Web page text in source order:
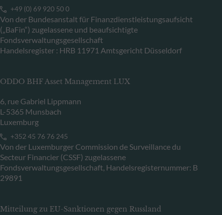
+49 (0) 69 920 50 0
Von der Bundesanstalt für Finanzdienstleistungsaufsicht
(„BaFin“) zugelassene und beaufsichtigte
Fondsverwaltungsgesellschaft
Handelsregister : HRB 11971 Amtsgericht Düsseldorf
ODDO BHF Asset Management LUX
6, rue Gabriel Lippmann
L-5365 Munsbach
Luxemburg
+352 45 76 76 245
Von der Luxemburger Commission de Surveillance du
Secteur Financier (CSSF) zugelassene
Fondsverwaltungsgesellschaft, Handelsregisternummer: B
29891
Mitteilung zu EU-Sanktionen gegen Russland